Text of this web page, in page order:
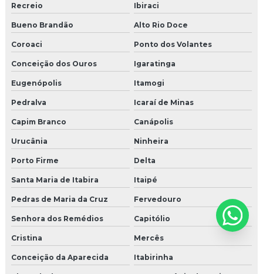
Recreio Ibiraci
Bueno Brandão Alto Rio Doce
Coroaci Ponto dos Volantes
Conceição dos Ouros Igaratinga
Eugenópolis Itamogi
Pedralva Icaraí de Minas
Capim Branco Canápolis
Urucânia Ninheira
Porto Firme Delta
Santa Maria de Itabira Itaipé
Pedras de Maria da Cruz Fervedouro
Senhora dos Remédios Capitólio
Cristina Mercês
Conceição da Aparecida Itabirinha